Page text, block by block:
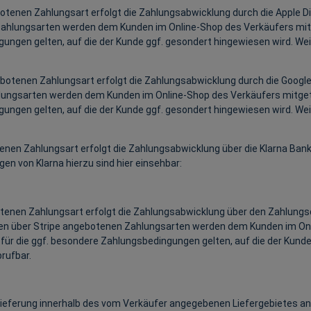
Zahlungsart erfolgt die Zahlungsabwicklung durch die Apple
werden dem Kunden im Online-Shop des Verkäufers
gelten, auf die der Kunde ggf. gesondert hingewiesen wird.
Zahlungsart erfolgt die Zahlungsabwicklung durch die
werden dem Kunden im Online-Shop des Verkäufers
gelten, auf die der Kunde ggf. gesondert hingewiesen wird.
Zahlungsart erfolgt die Zahlungsabwicklung über die Klarna
von Klarna hierzu sind hier einsehbar:
Zahlungsart erfolgt die Zahlungsabwicklung über den
über Stripe angebotenen Zahlungsarten werden dem Kunden im
die ggf. besondere Zahlungsbedingungen gelten, auf die der
innerhalb des vom Verkäufer angegebenen Liefergebietes